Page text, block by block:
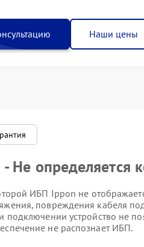
Наши цены
Не определяется
ИБП Ippon не
повреждения кабеля
подключении устройство не
не распознает ИБП.